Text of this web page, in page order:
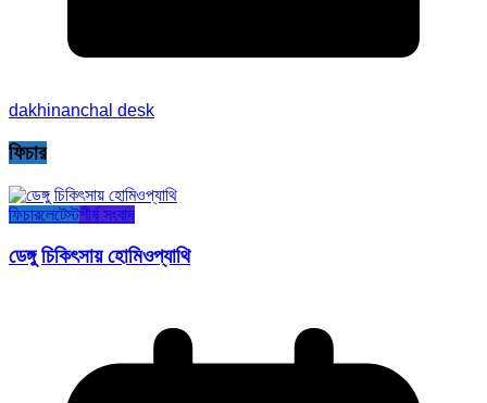
dakhinanchal desk
ফিচার
ফিচারলেটেস্টশীর্ষ সংবাদ
ডেঙ্গু চিকিৎসায় হোমিওপ্যাথি